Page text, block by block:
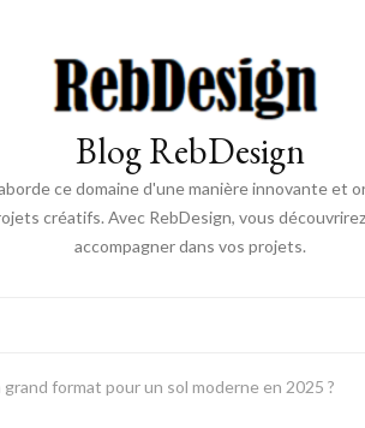
Blog RebDesign
ce domaine d'une manière innovante et
créatifs. Avec RebDesign, vous
accompagner dans vos projets.
format pour un sol moderne en 2025 ?